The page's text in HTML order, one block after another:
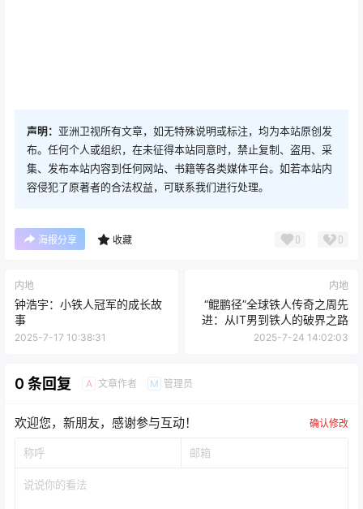
声明： 亚洲卫视所有文章，如无特殊说明或标注，均为本站原创发
布。任何个人或组织，在未征得本站同意时，禁止复制、盗用、采
集、发布本站内容到任何网站、书籍等各类媒体平台。如若本站内
容侵犯了原著者的合法权益，可联系我们进行处理。
海报分享 收藏 0 0
内地
钟浩宇：小铁人冠军的成长故
事
2025-7-17 10:38:31
内地
“鲲鹏径”全球铁人传奇之周先
进：从IT男到铁人的破界之路
2025-7-24 14:02:03
0 条回复 A 文章作者 M 管理员
欢迎您，新朋友，感谢参与互动！ 确认修改